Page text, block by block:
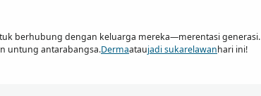
berhubung dengan keluarga mereka—merentasi generasi.
untung antarabangsa.Dermaataujadi sukarelawanhari ini!